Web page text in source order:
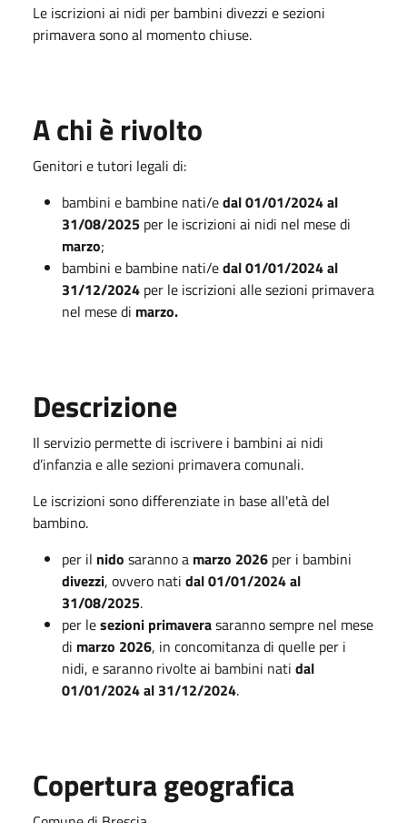
Le iscrizioni ai nidi per bambini divezzi e sezioni
primavera sono al momento chiuse.
A chi è rivolto
Genitori e tutori legali di:
bambini e bambine nati/edal 01/01/2024 al
31/08/2025 per le iscrizioni ai nidi nel mese di
marzo;
bambini e bambine nati/edal 01/01/2024 al
31/12/2024 per le iscrizioni alle sezioni primavera
nel mese di marzo.
Descrizione
Il servizio permette di iscrivere i bambini ai nidi
d’infanzia e alle sezioni primavera comunali.
Le iscrizioni sono differenziate in base all'età del
bambino.
per il nido saranno a marzo 2026 per i bambini
divezzi, ovvero nati dal 01/01/2024 al
31/08/2025.
per lesezioni primaverasaranno sempre nel mese
di marzo 2026, in concomitanza di quelle per i
nidi, e saranno rivolte ai bambini nati dal
01/01/2024 al 31/12/2024.
Copertura geografica